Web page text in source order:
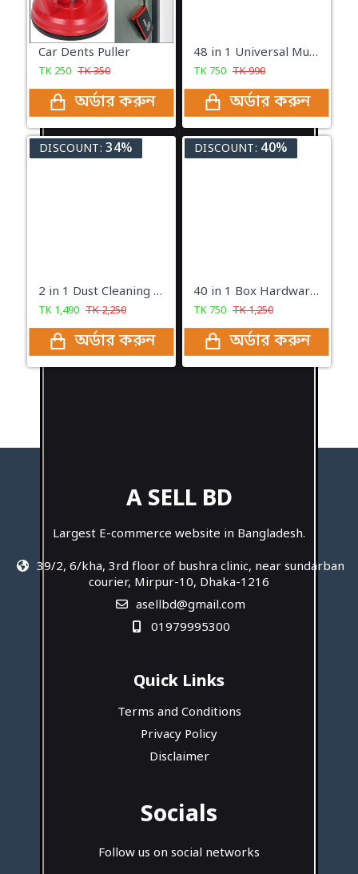
Car Dents Puller
TK 250 TK350
অর্ডার করুন
48 in 1 Universal Multi-Functional Wrench
TK 750 TK990
অর্ডার করুন
DISCOUNT: 34%
2 in 1 Dust Cleaning Electric Blower Machine
TK 1,490 TK2,250
অর্ডার করুন
DISCOUNT: 40%
40 in 1 Box Hardware Wrench Tool Kit & Screwdriver & Socket Set
TK 750 TK1,250
অর্ডার করুন
A SELL BD
Largest E-commerce website in Bangladesh.
39/2, 6/kha, 3rd floor of bushra clinic, near sundarban
courier, Mirpur-10, Dhaka-1216
asellbd@gmail.com
01979995300
Quick Links
Terms and Conditions
Privacy Policy
Disclaimer
Socials
Follow us on social networks